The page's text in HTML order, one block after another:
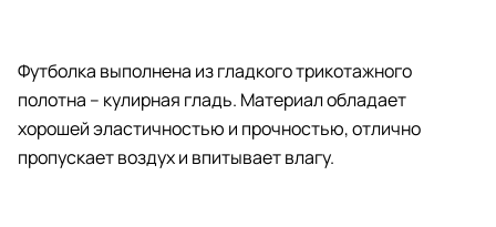
Футболка выполнена из гладкого трикотажного
полотна – кулирная гладь. Материал обладает
хорошей эластичностью и прочностью, отлично
пропускает воздух и впитывает влагу.